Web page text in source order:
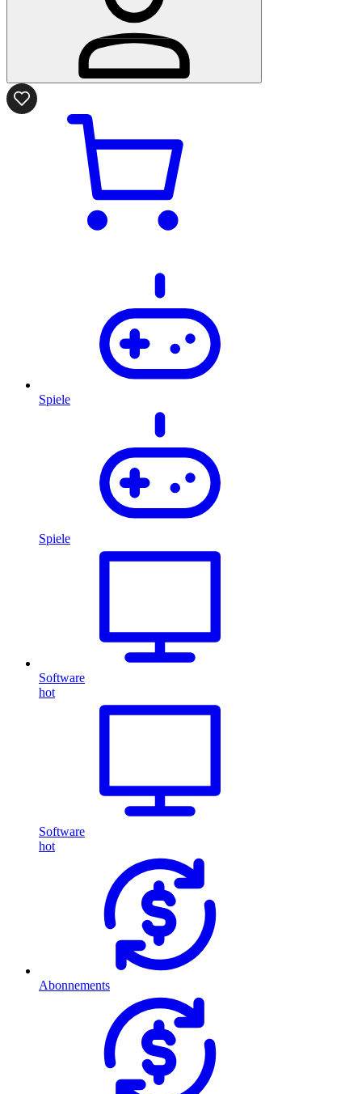
Spiele
Spiele
Software
hot
Software
hot
Abonnements